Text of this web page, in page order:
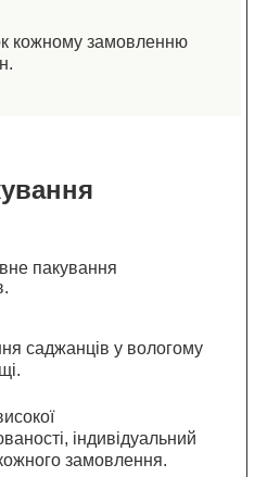
кожному замовленню
пакування
саджанців у вологому
індивідуальний
замовлення.